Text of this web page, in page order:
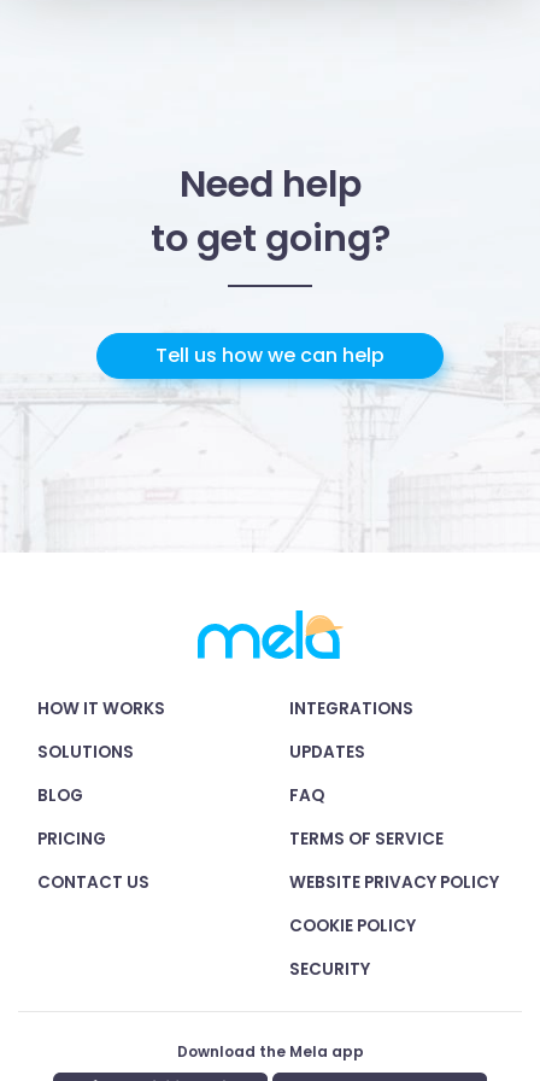
Utilizziamo i cookie per personalizzare contenuti ed
annunci, per fornire funzionalità dei social media e per
analizzare il nostro traffico. Condividiamo inoltre
informazioni sul modo in cui utilizzi il nostro sito con i
nostri partner che si occupano di analisi dei dati web,
raccolto dal tuo utilizzo dei loro servizi.
Need help
to get going?
Tell us how we can help
HOW IT WORKS
SOLUTIONS
BLOG
PRICING
CONTACT US
INTEGRATIONS
UPDATES
FAQ
TERMS OF SERVICE
WEBSITE PRIVACY POLICY
COOKIE POLICY
SECURITY
Download the Mela app